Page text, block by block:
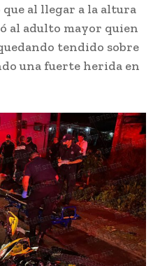
que al llegar a la altura
al adulto mayor quien
tendido sobre
una fuerte herida en